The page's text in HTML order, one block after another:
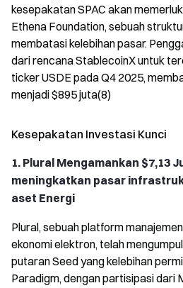
kesepakatan SPAC akan
Ethena Foundation, sebuah
membatasi kelebihan pasar.
dari rencana StablecoinX untuk
ticker USDE pada Q4 2025,
menjadi $895 juta(8)
Kesepakatan Investasi Kunci
1. Plural Mengamankan $7,13
meningkatkan pasar
aset Energi
Plural, sebuah platform
ekonomi elektron, telah
putaran Seed yang kelebihan
Paradigm, dengan partisipasi dari